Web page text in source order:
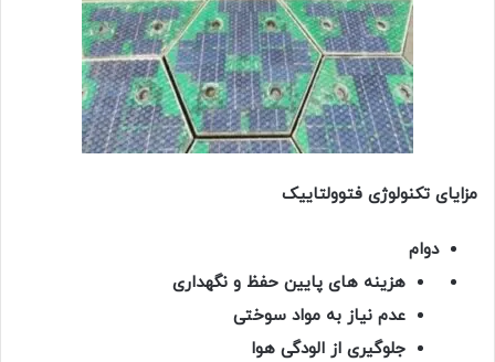
مزایای تکنولوژی فتوولتاییک
دوام
هزینه های پایین حفظ و نگهداری
عدم نیاز به مواد سوختی
جلوگیری از الودگی هوا